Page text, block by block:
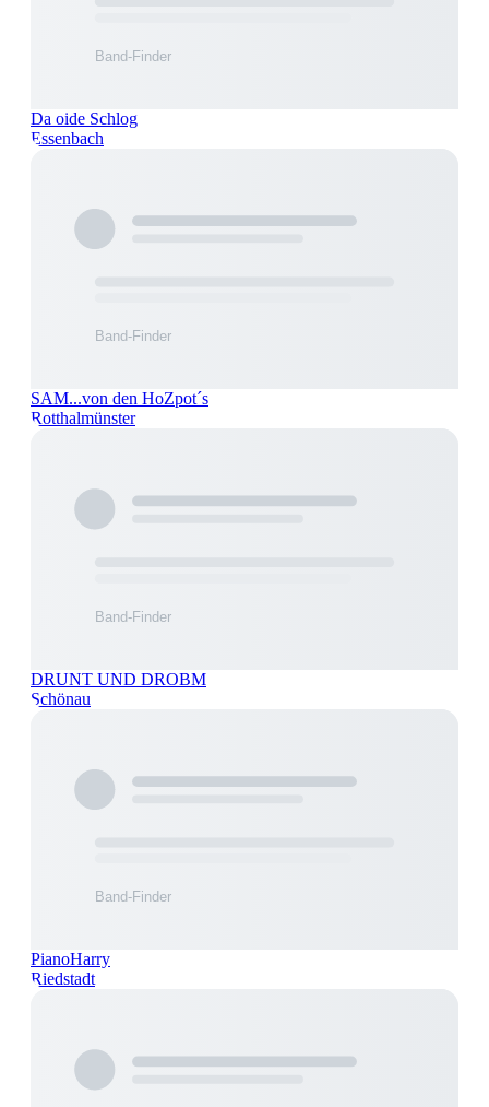
Da oide Schlog
Essenbach
SAM...von den HoZpot´s
Rotthalmünster
DRUNT UND DROBM
Schönau
PianoHarry
Riedstadt